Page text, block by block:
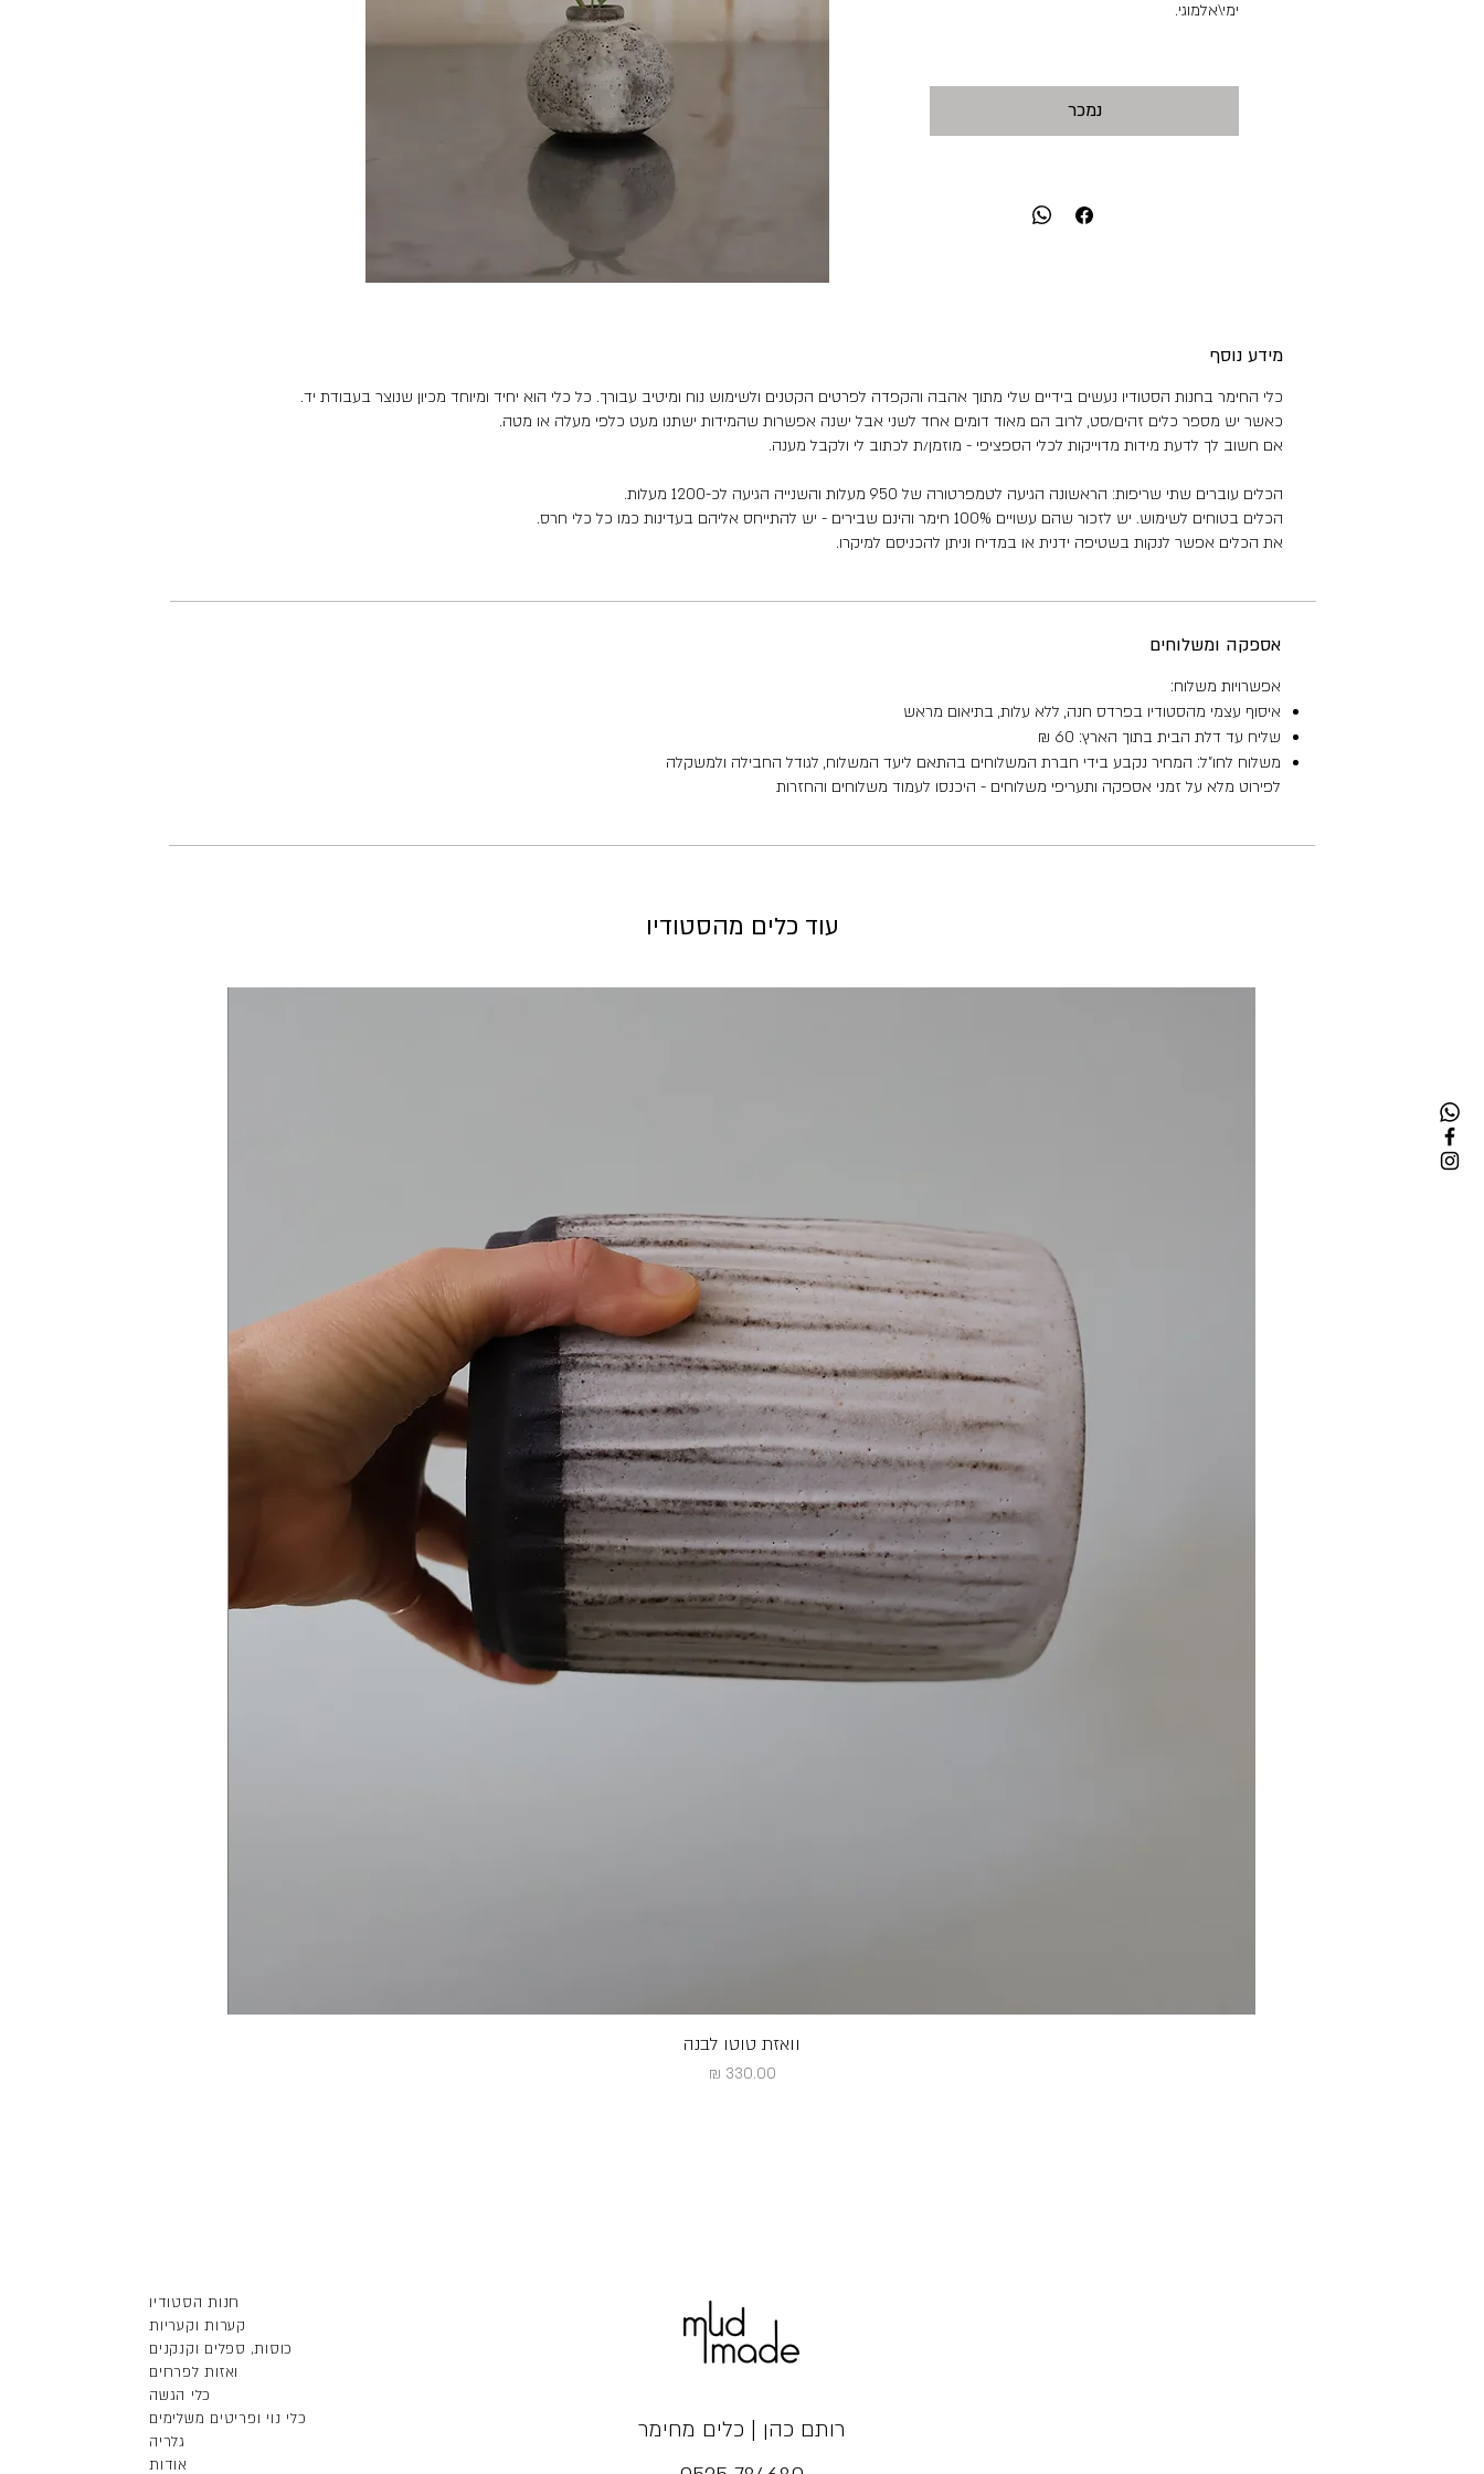
ימי\אלמוגי.
גובה: 4.5 ס"מ
היקף כלי: 17 ס"מ
נמכר
מידע נוסף
כלי החימר בחנות הסטודיו נעשים בידיים שלי מתוך אהבה והקפדה לפרטים הקטנים ולשימוש נוח ומיטיב עבורך. כל כלי הוא יחיד ומיוחד מכיון שנוצר בעבודת יד.
כאשר יש מספר כלים זהים/סט, לרוב הם מאוד דומים אחד לשני אבל ישנה אפשרות שהמידות ישתנו מעט כלפי מעלה או מטה.
אם חשוב לך לדעת מידות מדוייקות לכלי הספציפי - מוזמן/ת לכתוב לי ולקבל מענה.
הכלים עוברים שתי שריפות: הראשונה הגיעה לטמפרטורה של 950 מעלות והשנייה הגיעה לכ-1200 מעלות.
הכלים בטוחים לשימוש. יש לזכור שהם עשויים 100% חימר והינם שבירים - יש להתייחס אליהם בעדינות כמו כל כלי חרס.
את הכלים אפשר לנקות בשטיפה ידנית או במדיח וניתן להכניסם למיקרו.
אספקה ומשלוחים
אפשרויות משלוח:
איסוף עצמי מהסטודיו בפרדס חנה, ללא עלות, בתיאום מראש
שליח עד דלת הבית בתוך הארץ: 60 ₪
משלוח לחו"ל: המחיר נקבע בידי חברת המשלוחים בהתאם ליעד המשלוח, לגודל החבילה ולמשקלה
לפירוט מלא על זמני אספקה ותעריפי משלוחים - היכנסו לעמוד משלוחים והחזרות
עוד כלים מהסטודיו
וואזת טוטו לבנה
מחיר
חנות הסטודיו
קערות וקעריות
כוסות, ספלים וקנקנים
ואזות לפרחים
כלי הגשה
כלי נוי ופריטים משלימים
גלריה
אודות
רותם כהן | כלים מחימר